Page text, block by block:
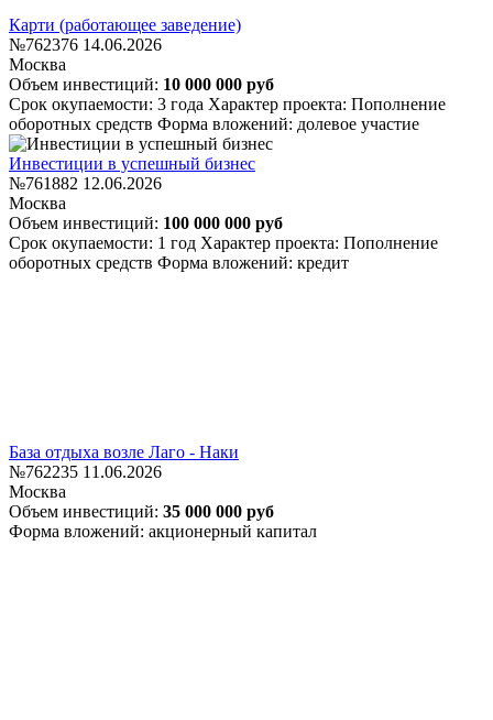
Карти (работающее заведение)
№762376 14.06.2026
Москва
Объем инвестиций: 10 000 000 руб
Срок окупаемости: 3 года Характер проекта: Пополнение
оборотных средств Форма вложений: долевое участие
Инвестиции в успешный бизнес
№761882 12.06.2026
Москва
Объем инвестиций: 100 000 000 руб
Срок окупаемости: 1 год Характер проекта: Пополнение
оборотных средств Форма вложений: кредит
База отдыха возле Лаго - Наки
№762235 11.06.2026
Москва
Объем инвестиций: 35 000 000 руб
Форма вложений: акционерный капитал